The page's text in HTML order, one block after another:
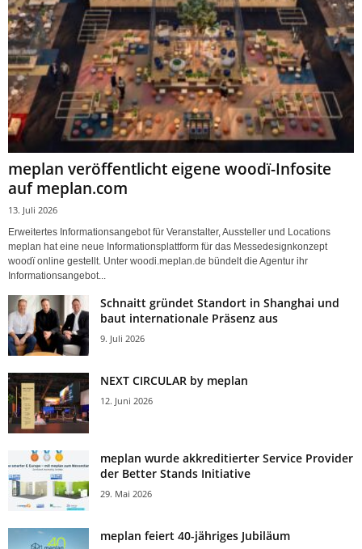
meplan veröffentlicht eigene woodï-Infosite
auf meplan.com
13. Juli 2026
Erweitertes Informationsangebot für Veranstalter, Aussteller und Locations
meplan hat eine neue Informationsplattform für das Messedesignkonzept
woodï online gestellt. Unter woodi.meplan.de bündelt die Agentur ihr
Informationsangebot...
Schnaitt gründet Standort in Shanghai und
baut internationale Präsenz aus
9. Juli 2026
NEXT CIRCULAR by meplan
12. Juni 2026
meplan wurde akkreditierter Service Provider
der Better Stands Initiative
29. Mai 2026
meplan feiert 40-jähriges Jubiläum